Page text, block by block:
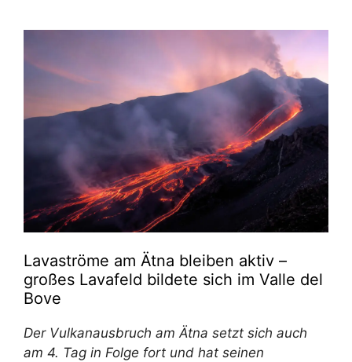
Lavaströme am Ätna bleiben aktiv –
großes Lavafeld bildete sich im Valle del
Bove
Der Vulkanausbruch am Ätna setzt sich auch
am 4. Tag in Folge fort und hat seinen